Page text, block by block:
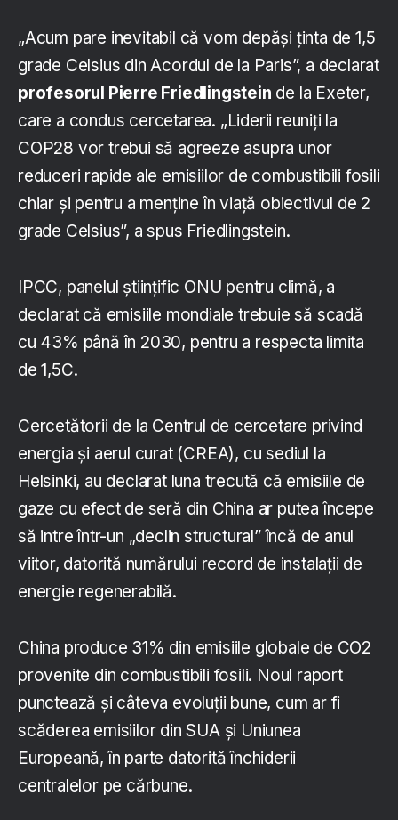
„Acum pare inevitabil că vom depăși ținta de 1,5
grade Celsius din Acordul de la Paris”, a declarat
profesorul Pierre Friedlingstein de la Exeter,
care a condus cercetarea. „Liderii reuniți la
COP28 vor trebui să agreeze asupra unor
reduceri rapide ale emisiilor de combustibili fosili
chiar și pentru a menține în viață obiectivul de 2
grade Celsius”, a spus Friedlingstein.
IPCC, panelul științific ONU pentru climă, a
declarat că emisiile mondiale trebuie să scadă
cu 43% până în 2030, pentru a respecta limita
de 1,5C.
Cercetătorii de la Centrul de cercetare privind
energia și aerul curat (CREA), cu sediul la
Helsinki, au declarat luna trecută că emisiile de
gaze cu efect de seră din China ar putea începe
să intre într-un „declin structural” încă de anul
viitor, datorită numărului record de instalații de
energie regenerabilă.
China produce 31% din emisiile globale de CO2
provenite din combustibili fosili. Noul raport
punctează și câteva evoluții bune, cum ar fi
scăderea emisiilor din SUA și Uniunea
Europeană, în parte datorită închiderii
centralelor pe cărbune.